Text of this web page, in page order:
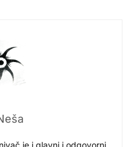
je i glavni i odgovorni